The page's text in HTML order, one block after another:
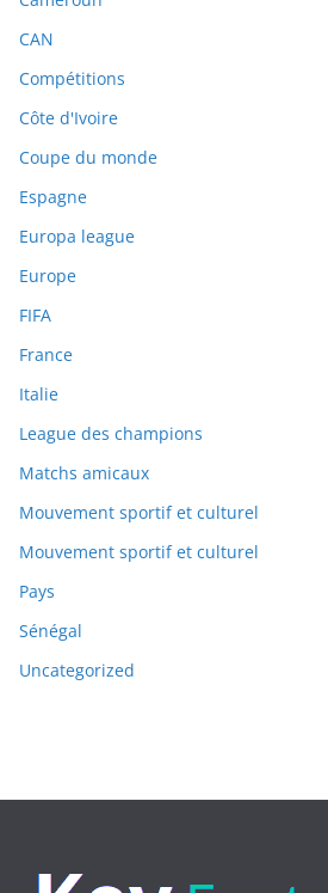
CAN
Compétitions
Côte d'Ivoire
Coupe du monde
Espagne
Europa league
Europe
FIFA
France
Italie
League des champions
Matchs amicaux
Mouvement sportif et culturel
Mouvement sportif et culturel
Pays
Sénégal
Uncategorized